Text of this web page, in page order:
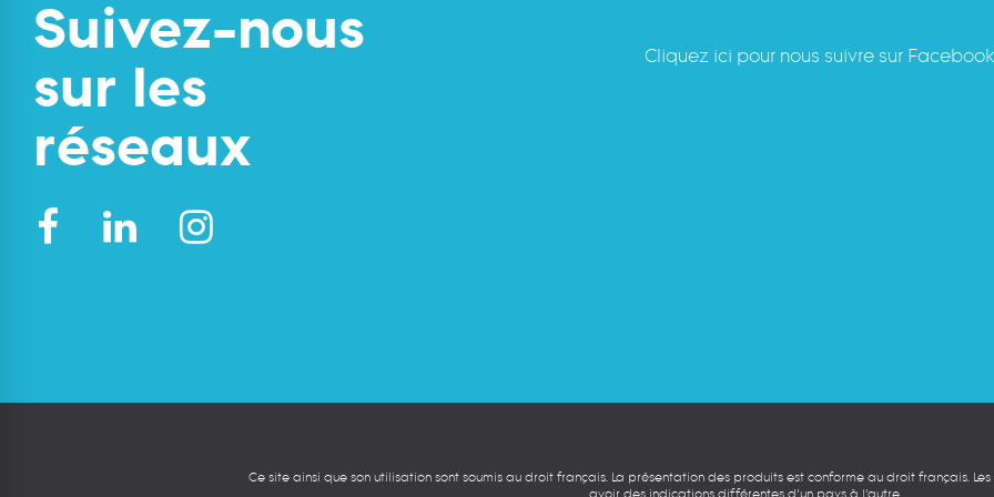
Suivez-nous
sur les
réseaux
Cliquez ici pour nous suivre sur Facebook
Ce site ainsi que son utilisation sont soumis au droit français. La présentation des produits est conforme au droit français.